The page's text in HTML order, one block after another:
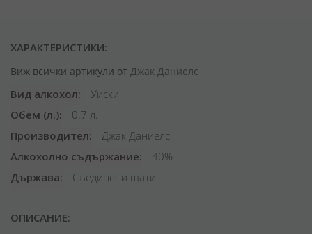
ХАРАКТЕРИСТИКИ:
Виж всички артикули от Джак Даниелс
Вид алкохол
Уиски
Обем (л.)
0.7 л.
Производител
Джак Даниелс
Алкохолно съдържание
40%
Държава
Съединени щати
ОПИСАНИЕ: